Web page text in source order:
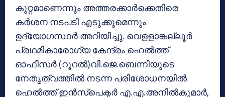
കുറ്റമാണെന്നും അത്തരക്കാര്‍ക്കെതിരെ
കര്‍ശന നടപടി എടുക്കുമെന്നും
ഉദ്യോഗസ്ഥര്‍ അറിയിച്ചു. വെളളാങ്കല്ലൂര്‍
പ്രഥമികാരോഗ്യ കേന്ദ്രം ഹെല്‍ത്ത്
ഓഫീസര്‍ (റൂറല്‍)വി.ജെ.ബെന്നിയുടെ
നേതൃത്വത്തില്‍ നടന്ന പരിശോധനയില്‍
ഹെല്‍ത്ത് ഇന്‍സ്‌പെക്ടര്‍ എ.എ.അനില്‍കുമാര്‍,